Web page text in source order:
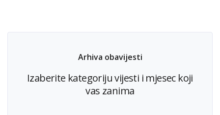
Arhiva obavijesti
Izaberite kategoriju vijesti i mjesec koji
vas zanima